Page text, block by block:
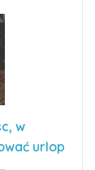
w
urlop